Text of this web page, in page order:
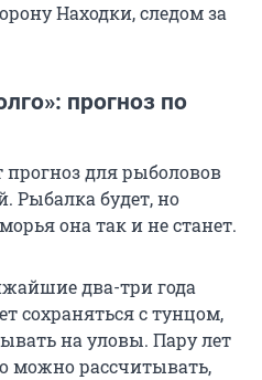
Находки, следом за
прогноз по
для рыболовов
Рыбалка будет, но
она так и не станет.
два-три года
сохраняться с тунцом,
на уловы. Пару лет
можно рассчитывать,